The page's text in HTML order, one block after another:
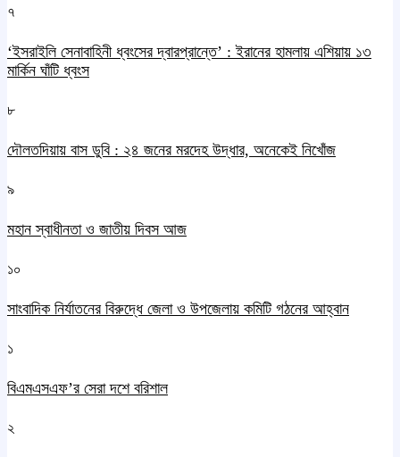
৭
‘ইসরাইলি সেনাবাহিনী ধ্বংসের দ্বারপ্রান্তে’ : ইরানের হামলায় এশিয়ায় ১৩
মার্কিন ঘাঁটি ধ্বংস
৮
দৌলতদিয়ায় বাস ডুবি : ২৪ জনের মরদেহ উদ্ধার, অনেকেই নিখোঁজ
৯
মহান স্বাধীনতা ও জাতীয় দিবস আজ
১০
সাংবাদিক নির্যাতনের বিরুদ্ধে জেলা ও উপজেলায় কমিটি গঠনের আহ্বান
১
বিএমএসএফ’র সেরা দশে বরিশাল
২